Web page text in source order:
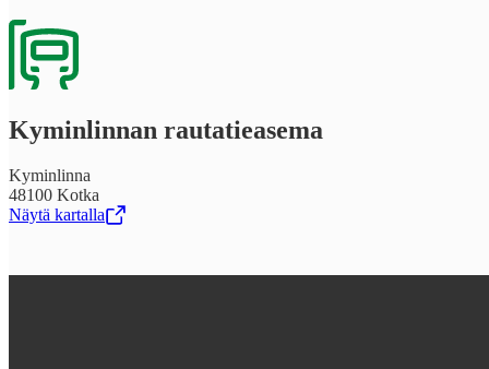
Kyminlinnan rau­ta­tie­a­se­ma
Kyminlinna
48100 Kotka
Näytä kartalla
,Avataan uudessa välilehdessä